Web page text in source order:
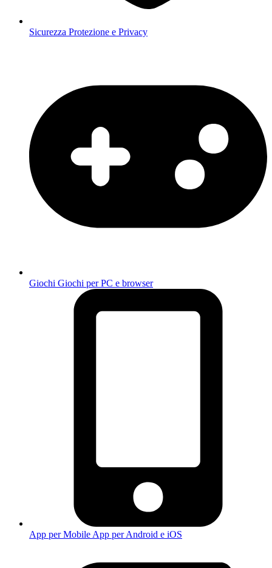
Sicurezza Protezione e Privacy
Giochi Giochi per PC e browser
App per Mobile App per Android e iOS